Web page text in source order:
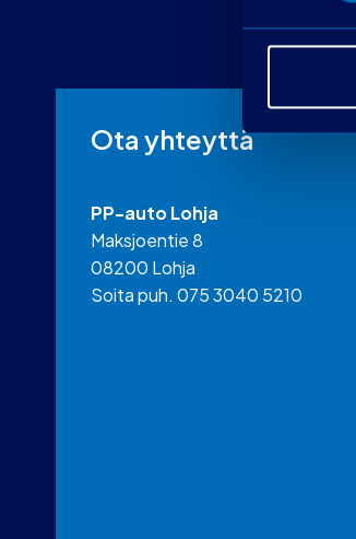
Ota yhteyttä
PP-auto Lohja
Maksjoentie 8
08200 Lohja
Soita puh. 075 3040 5210